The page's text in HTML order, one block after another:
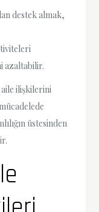
destek almak,
azaltabilir.
aile ilişkilerini
üstesinden